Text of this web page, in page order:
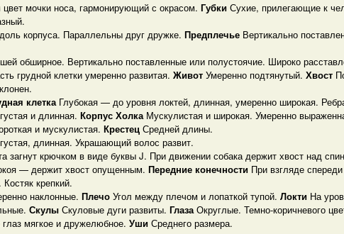
мочки носа, гармонирующий с окрасом. Губки Сухие, прилегающие к
корпуса. Параллельны друг дружке. Предплечье Вертикально
обширное. Вертикально поставленные или полустоячие. Широко
грудной клетки умеренно развитая. Живот Умеренно подтянутый. Хвост
клетка Глубокая — до уровня локтей, длинная, умеренно широкая.
и длинная. Корпус Холка Мускулистая и широкая. Умеренно
и мускулистая. Крестец Средней длины.
длинная. Украшающий волос развит.
загнут крючком в виде буквы J. При движении собака держит хвост над
— держит хвост опущенным. Передние конечности При взгляде
крепкий.
наклонные. Плечо Угол между плечом и лопаткой тупой. Локти На
Скулы Скуловые дуги развиты. ГлазаОкруглые. Темно-коричневого
мягкое и дружелюбное. Уши Среднего размера.